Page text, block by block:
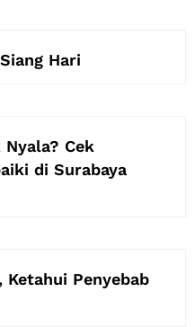
Hari
Nyala? Cek
di Surabaya
Ketahui Penyebab